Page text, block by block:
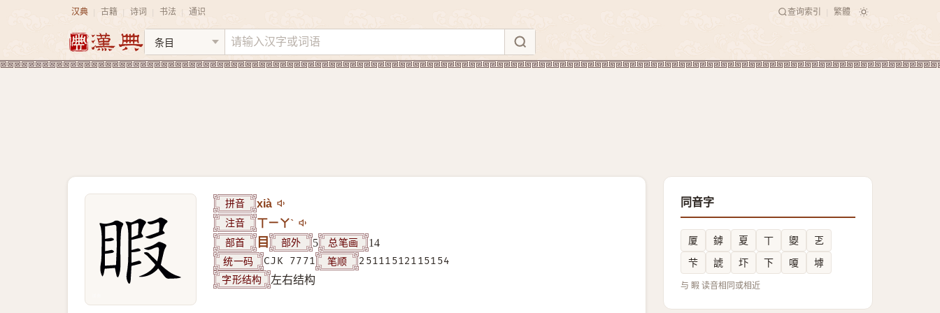
汉典 古籍 诗词 书法 通识 查询索引 繁體
拼音 xià
注音 ㄒㄧㄚˋ
部首 目 部外 5 总笔画 14
统一码 CJK 7771 笔顺 25111512115154
字形结构 左右结构
同音字
厦 鏬 夏 丅 夓
乤
芐
諕 圷 下 嗄 㙤
与 睱 读音相同或相近